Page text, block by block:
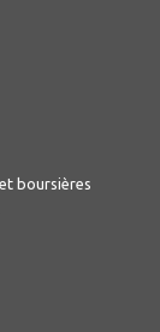
boursières